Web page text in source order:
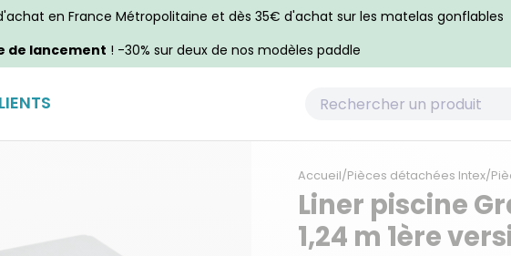
en France Métropolitaine et dès 35€ d'achat sur les matelas gonflables
de lancement ! -30% sur deux de nos modèles paddle
Accueil/Pièces détachées Intex/
Liner piscine
1,24 m 1ère